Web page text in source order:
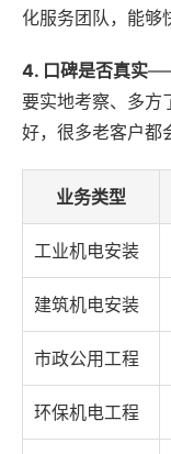
化服务团队，能够
4. 口碑是否真实
要实地考察、多方
好，很多老客户都
业务类型
工业机电安装
建筑机电安装
市政公用工程
环保机电工程